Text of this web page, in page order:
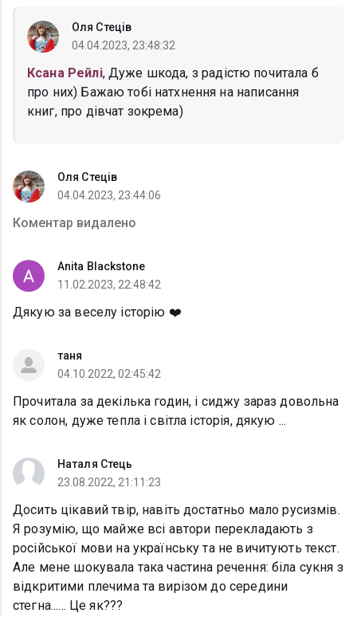
Оля Стеців
04.04.2023, 23:48:32
Ксана Рейлі, Дуже шкода, з радістю почитала б
про них) Бажаю тобі натхнення на написання
книг, про дівчат зокрема)
Оля Стеців
04.04.2023, 23:44:06
Коментар видалено
Anita Blackstone
11.02.2023, 22:48:42
Дякую за веселу історію ❤️
таня
04.10.2022, 02:45:42
Прочитала за декілька годин, і сиджу зараз довольна
як солон, дуже тепла і світла історія, дякую ...
Наталя Стець
23.08.2022, 21:11:23
Досить цікавий твір, навіть достатньо мало русизмів.
Я розумію, що майже всі автори перекладають з
російської мови на українську та не вичитують текст.
Але мене шокувала така частина речення: біла сукня з
відкритими плечима та вирізом до середини
стегна...... Це як???